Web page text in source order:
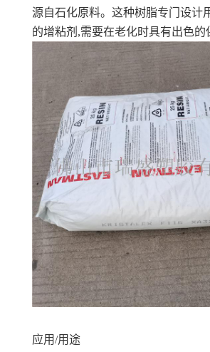
酚醛树脂胶粘剂等;
4)胶粘合剂:封口胶、纸糊胶、慢干
产品描述
伊士曼 增粘剂 光油增粘涂料 电子
种低分子量、完全氢化、水白色、
源自石化原料。这种树脂专门设计
的增粘剂,需要在老化时具有出色的